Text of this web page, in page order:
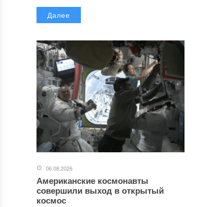
Далее
06.08.2026
Американские космонавты
совершили выход в открытый
космос